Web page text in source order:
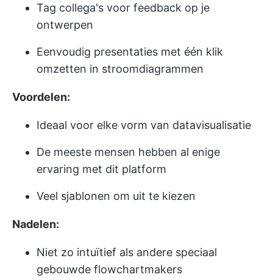
Tag collega's voor feedback op je
ontwerpen
Eenvoudig presentaties met één klik
omzetten in stroomdiagrammen
Voordelen:
Ideaal voor elke vorm van datavisualisatie
De meeste mensen hebben al enige
ervaring met dit platform
Veel sjablonen om uit te kiezen
Nadelen:
Niet zo intuïtief als andere speciaal
gebouwde flowchartmakers